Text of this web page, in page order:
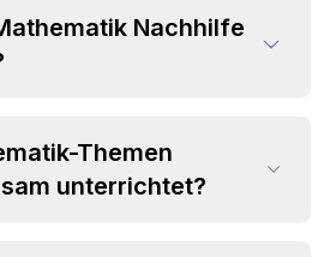
Nachhilfe
Themen
unterrichtet?